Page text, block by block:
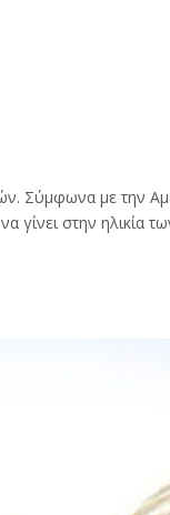
Σύμφωνα με την
στην ηλικία